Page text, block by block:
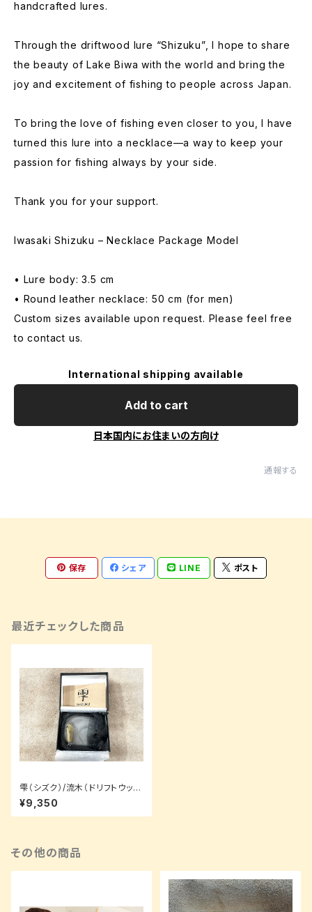
handcrafted lures.
Through the driftwood lure “Shizuku”, I hope to share
the beauty of Lake Biwa with the world and bring the
joy and excitement of fishing to people across Japan.
To bring the love of fishing even closer to you, I have
turned this lure into a necklace—a way to keep your
passion for fishing always by your side.
Thank you for your support.
Iwasaki Shizuku – Necklace Package Model
• Lure body: 3.5 cm
• Round leather necklace: 50 cm (for men)
Custom sizes available upon request. Please feel free
to contact us.
International shipping available
Add to cart
日本国内にお住まいの方向け
通報する
保存 シェア LINE ポスト
最近チェックした商品
雫（シズク）/流木（ドリフトウッ
ド）/3.5cm【ネックレスパッケー
ジ】
¥9,350
その他の商品